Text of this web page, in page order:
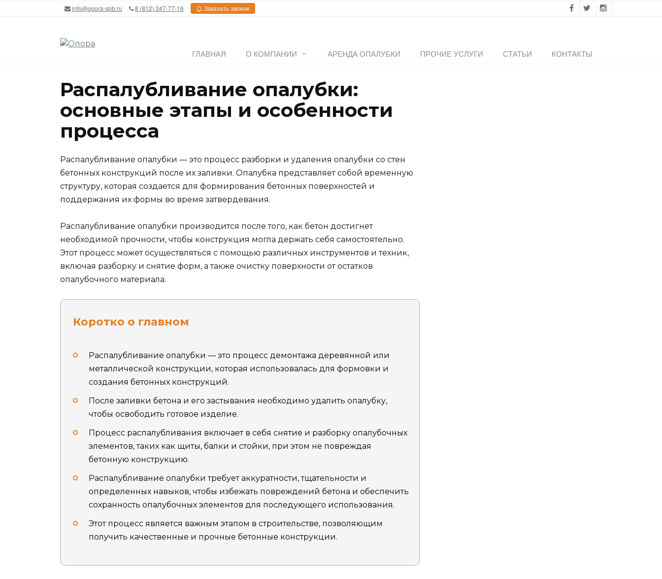
info@opora-spb.ru 8 (812) 347-77-16 Заказать звонок
ГЛАВНАЯ О КОМПАНИИ АРЕНДА ОПАЛУБКИ ПРОЧИЕ УСЛУГИ СТАТЬИ КОНТАКТЫ
Распалубливание опалубки:
основные этапы и особенности
процесса
Распалубливание опалубки — это процесс разборки и удаления опалубки со стен
бетонных конструкций после их заливки. Опалубка представляет собой временную
структуру, которая создается для формирования бетонных поверхностей и
поддержания их формы во время затвердевания.
Распалубливание опалубки производится после того, как бетон достигнет
необходимой прочности, чтобы конструкция могла держать себя самостоятельно.
Этот процесс может осуществляться с помощью различных инструментов и техник,
включая разборку и снятие форм, а также очистку поверхности от остатков
опалубочного материала.
Коротко о главном
Распалубливание опалубки — это процесс демонтажа деревянной или
металлической конструкции, которая использовалась для формовки и
создания бетонных конструкций.
После заливки бетона и его застывания необходимо удалить опалубку,
чтобы освободить готовое изделие.
Процесс распалубливания включает в себя снятие и разборку опалубочных
элементов, таких как щиты, балки и стойки, при этом не повреждая
бетонную конструкцию.
Распалубливание опалубки требует аккуратности, тщательности и
определенных навыков, чтобы избежать повреждений бетона и обеспечить
сохранность опалубочных элементов для последующего использования.
Этот процесс является важным этапом в строительстве, позволяющим
получить качественные и прочные бетонные конструкции.